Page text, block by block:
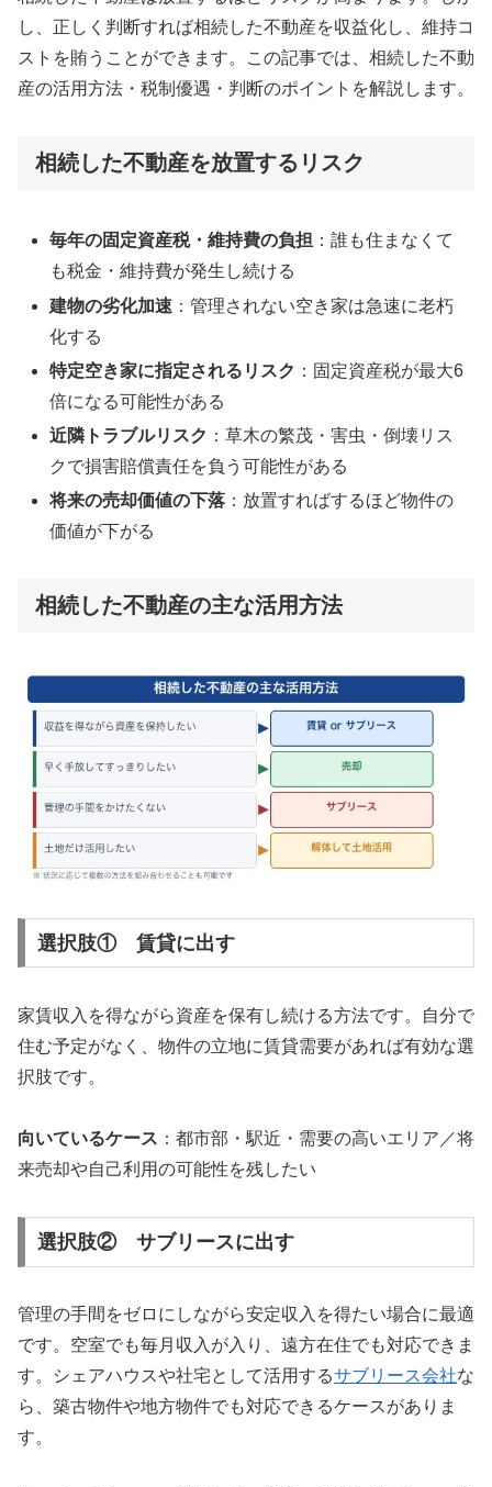
し、正しく判断すれば相続した不動産を収益化し、維持コ
ストを賄うことができます。この記事では、相続した不動
産の活用方法・税制優遇・判断のポイントを解説します。
相続した不動産を放置するリスク
毎年の固定資産税・維持費の負担 ：誰も住まなくて
も税金・維持費が発生し続ける
建物の劣化加速 ：管理されない空き家は急速に老朽
化する
特定空き家に指定されるリスク ：固定資産税が最大6
倍になる可能性がある
近隣トラブルリスク ：草木の繁茂・害虫・倒壊リス
クで損害賠償責任を負う可能性がある
将来の売却価値の下落 ：放置すればするほど物件の
価値が下がる
相続した不動産の主な活用方法
選択肢① 賃貸に出す
家賃収入を得ながら資産を保有し続ける方法です。自分で
住む予定がなく、物件の立地に賃貸需要があれば有効な選
択肢です。
向いているケース ：都市部・駅近・需要の高いエリア／将
来売却や自己利用の可能性を残したい
選択肢② サブリースに出す
管理の手間をゼロにしながら安定収入を得たい場合に最適
です。空室でも毎月収入が入り、遠方在住でも対応できま
す。シェアハウスや社宅として活用するサブリース会社な
ら、築古物件や地方物件でも対応できるケースがありま
す。